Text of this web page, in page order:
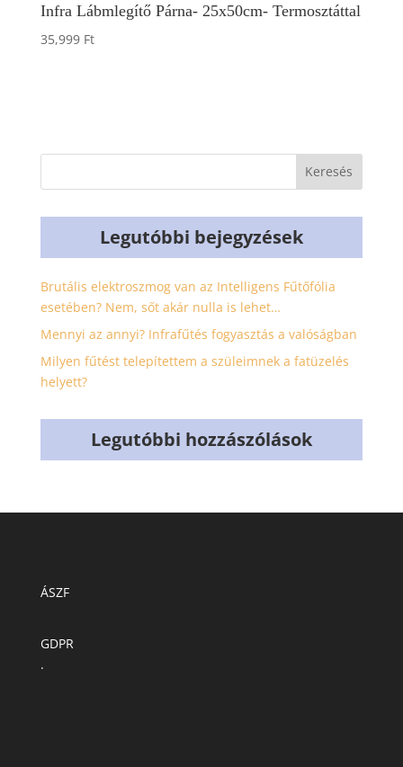
Infra Lábmlegítő Párna- 25x50cm- Termosztáttal
35,999 Ft
Legutóbbi bejegyzések
Brutális elektroszmog van az Intelligens Fűtőfólia
esetében? Nem, sőt akár nulla is lehet…
Mennyi az annyi? Infrafűtés fogyasztás a valóságban
Milyen fűtést telepítettem a szüleimnek a fatüzelés
helyett?
Legutóbbi hozzászólások
ÁSZF
GDPR
.